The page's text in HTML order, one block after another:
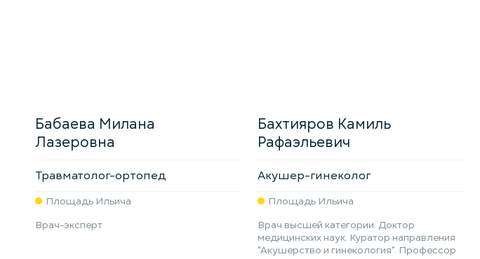
Бабаева Милана
Лазеровна
Травматолог-ортопед
Площадь Ильича
Врач-эксперт
Бахтияров Камиль
Рафаэльевич
Акушер-гинеколог
Площадь Ильича
Врач высшей категории. Доктор
медицинских наук. Куратор направления
"Акушерство и гинекология". Профессор